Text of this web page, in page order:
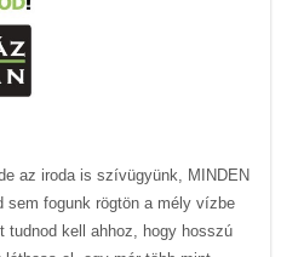
az iroda is szívügyünk, MINDEN
sem fogunk rögtön a mély vízbe
tudnod kell ahhoz, hogy hosszú